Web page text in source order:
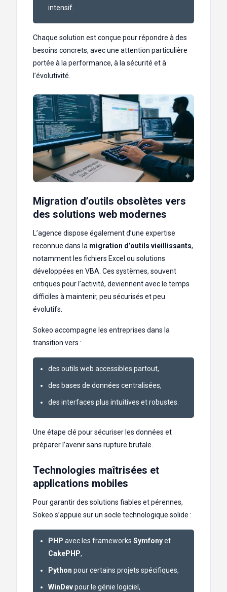
intensif.
Chaque solution est conçue pour répondre à des
besoins concrets, avec une attention particulière
portée à la performance, à la sécurité et à
l’évolutivité.
Migration d’outils obsolètes vers
des solutions web modernes
L’agence dispose également d’une expertise
reconnue dans la migration d’outils vieillissants,
notamment les fichiers Excel ou solutions
développées en VBA. Ces systèmes, souvent
critiques pour l’activité, deviennent avec le temps
difficiles à maintenir, peu sécurisés et peu
évolutifs.
Sokeo accompagne les entreprises dans la
transition vers :
des outils web accessibles partout,
des bases de données centralisées,
des interfaces plus intuitives et robustes.
Une étape clé pour sécuriser les données et
préparer l’avenir sans rupture brutale.
Technologies maîtrisées et
applications mobiles
Pour garantir des solutions fiables et pérennes,
Sokeo s’appuie sur un socle technologique solide :
PHP avec les frameworks Symfonyet
CakePHP,
Python pour certains projets spécifiques,
WinDevpour le génie logiciel,